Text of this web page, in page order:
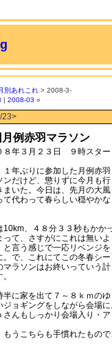
別あれこれ > 2008-3-
| 2008-03 »
23>
月例赤羽マラソン
８年３月２３日 ９時スタ
１年ぶりに参加した月例赤羽
ンだけど、懲りずに今月も行
まいた。今日は、先月の大風
て代わって春らしい穏やかな
10km、４８分３３秒もかか
って、さすがにこれは無いよ
と言う感じで一応リベンジを
。で、これにてこの冬春シー
マラソンはお終いっていう計
半に家を出て７～８ｋｍのゆ
ジョギングをしながら会場
さんもしっかり会場入り・ア
もうこちらも手慣れたもの